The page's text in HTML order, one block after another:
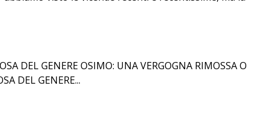
DEL GENERE OSIMO: UNA VERGOGNA RIMOSSA O
DEL GENERE...